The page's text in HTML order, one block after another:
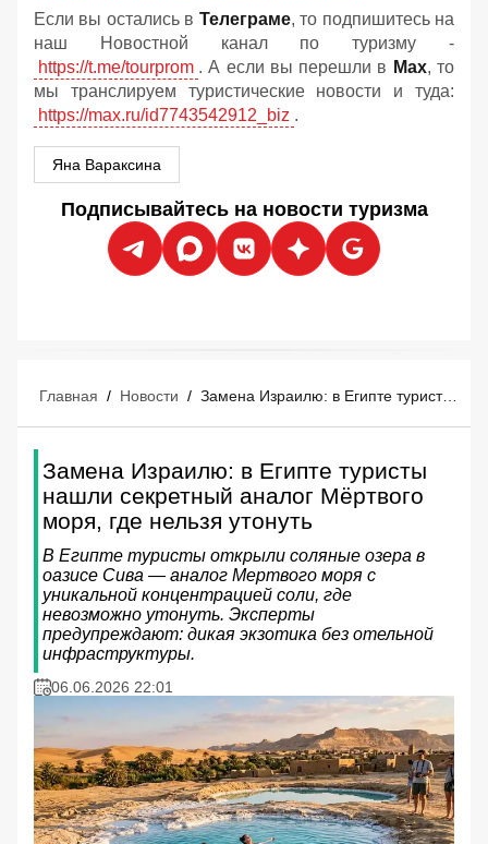
Если вы остались в Телеграме, то подпишитесь на
наш Новостной канал по туризму -
https://t.me/tourprom . А если вы перешли в Мах, то
мы транслируем туристические новости и туда:
https://max.ru/id7743542912_biz .
Яна Вараксина
Подписывайтесь на новости туризма
Главная / Новости / Замена Израилю: в Египте туристы нашли секретный аналог Мёртвого моря, где нельзя утонуть
Замена Израилю: в Египте туристы
нашли секретный аналог Мёртвого
моря, где нельзя утонуть
В Египте туристы открыли соляные озера в
оазисе Сива — аналог Мертвого моря с
уникальной концентрацией соли, где
невозможно утонуть. Эксперты
предупреждают: дикая экзотика без отельной
инфраструктуры.
06.06.2026 22:01